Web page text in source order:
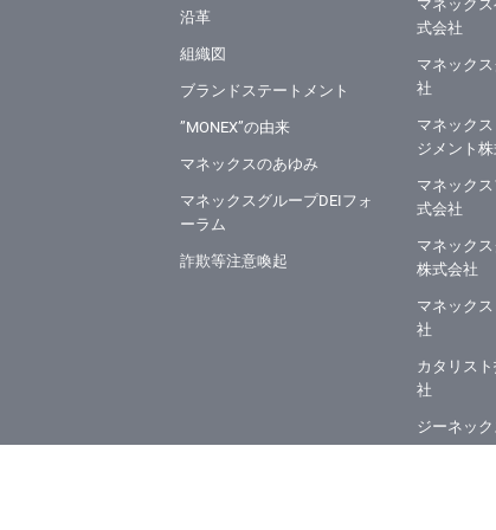
沿革
組織図
ブランドステートメント
”MONEX”の由来
マネックスのあゆみ
マネックスグループDEIフォ
ーラム
詐欺等注意喚起
マネック
式会社
マネック
社
マネック
ジメント
マネック
式会社
マネック
株式会社
マネック
社
カタリス
社
ジーネッ